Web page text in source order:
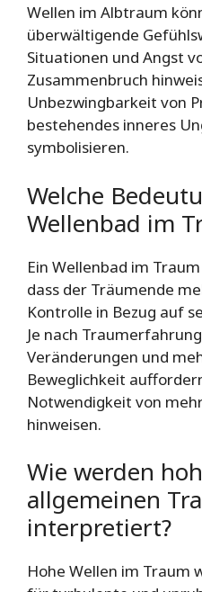
Wellen im Albtraum
überwältigende
Situationen und Angst
Zusammenbruch
Unbezwingbarkeit von
bestehendes inneres
symbolisieren.
Welche
Wellenbad im
Ein Wellenbad im
dass der Träumende
Kontrolle in Bezug auf
Je nach
Veränderungen und
Beweglichkeit
Notwendigkeit von
hinweisen.
Wie werden
allgemeinen
interpretiert?
Hohe Wellen im Traum